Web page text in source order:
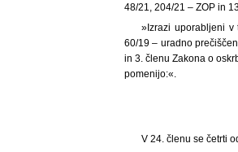
48/21, 204/21 – ZOP in
»Izrazi uporabljeni v
60/19 – uradno
in 3. členu Zakona o
pomenijo:«.
V 24. členu se četrti